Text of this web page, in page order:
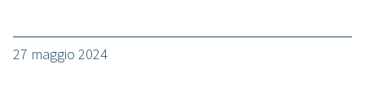
27 maggio 2024